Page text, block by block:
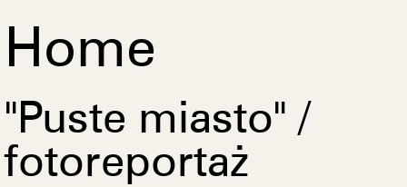
Home
"Puste miasto" /
fotoreportaż